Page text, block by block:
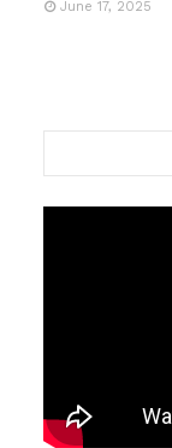
June 17, 2025